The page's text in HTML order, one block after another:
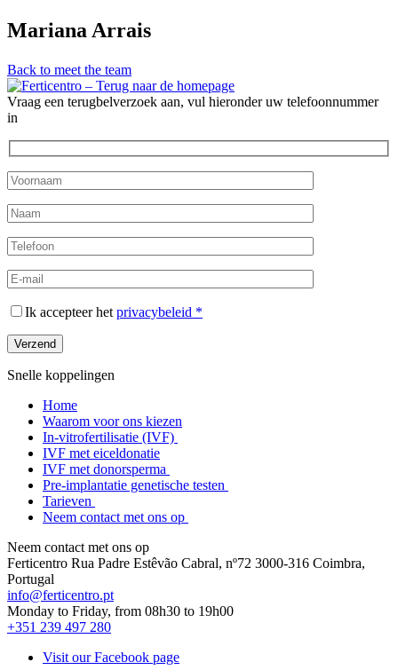
Mariana Arrais
Back to meet the team
Vraag een terugbelverzoek aan, vul hieronder uw telefoonnummer
in
Ik accepteer het privacybeleid *
Snelle koppelingen
Home
Waarom voor ons kiezen
In-vitrofertilisatie (IVF)
IVF met eiceldonatie
IVF met donorsperma
Pre-implantatie genetische testen
Tarieven
Neem contact met ons op
Neem contact met ons op
Ferticentro Rua Padre Estêvão Cabral, nº72 3000-316 Coimbra,
Portugal
info@ferticentro.pt
Monday to Friday, from 08h30 to 19h00
+351 239 497 280
Visit our Facebook page